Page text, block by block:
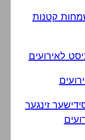
קטנות
לאירועים
זינגער